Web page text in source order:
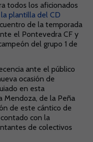
todos los aficionados
plantilla del CD
de la temporada
el Pontevedra CF y
del grupo 1 de
ante el público
ocasión de
en esta
Mendoza, de la Peña
de este cántico de
con la
de colectivos